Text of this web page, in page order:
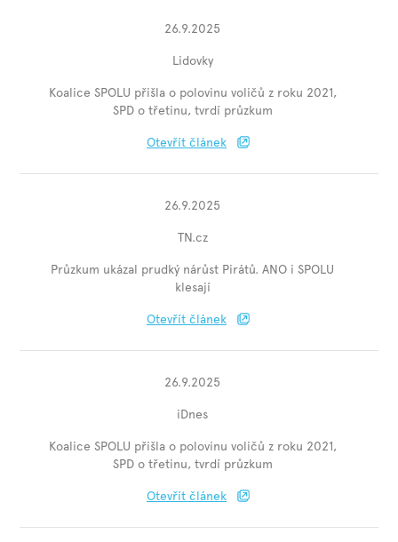
26.9.2025
Lidovky
Koalice SPOLU přišla o polovinu voličů z roku 2021,
SPD o třetinu, tvrdí průzkum
Otevřít článek
26.9.2025
TN.cz
Průzkum ukázal prudký nárůst Pirátů. ANO i SPOLU
klesají
Otevřít článek
26.9.2025
iDnes
Koalice SPOLU přišla o polovinu voličů z roku 2021,
SPD o třetinu, tvrdí průzkum
Otevřít článek